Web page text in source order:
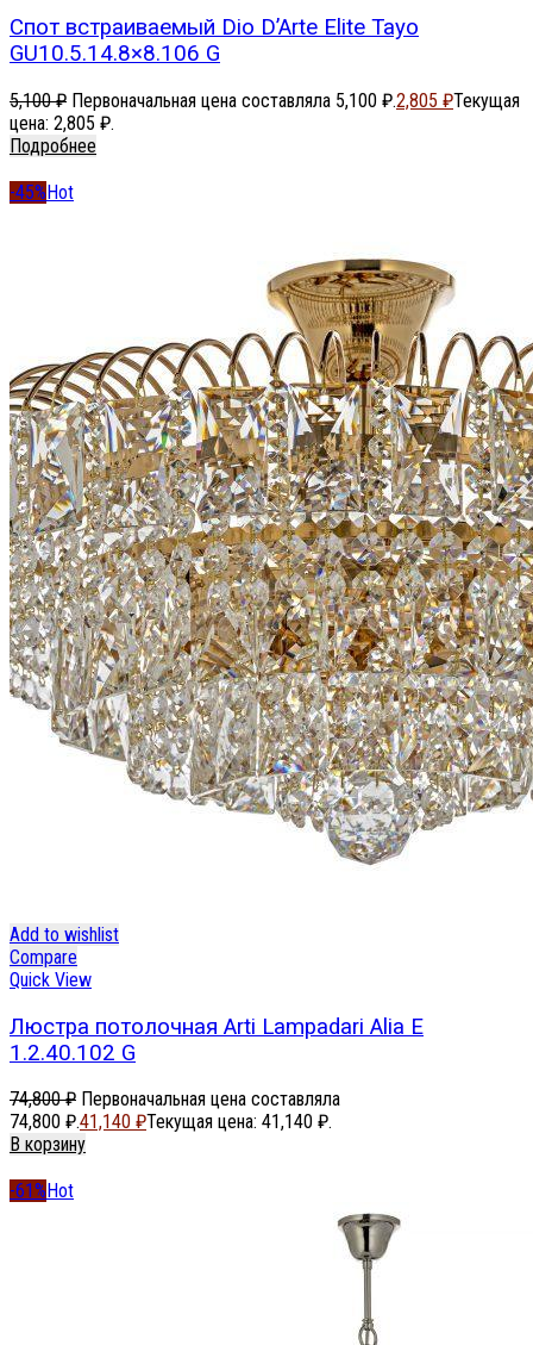
Спот встраиваемый Dio D’Arte Elite Tayo
GU10.5.14.8×8.106 G
5,100₽ Первоначальная цена составляла 5,100 ₽.2,805 ₽Текущая
цена: 2,805 ₽.
Подробнее
-45%Hot
Add to wishlist
Compare
Quick View
Люстра потолочная Arti Lampadari Alia E
1.2.40.102 G
74,800₽ Первоначальная цена составляла
74,800 ₽.41,140 ₽Текущая цена: 41,140 ₽.
В корзину
-61% Hot